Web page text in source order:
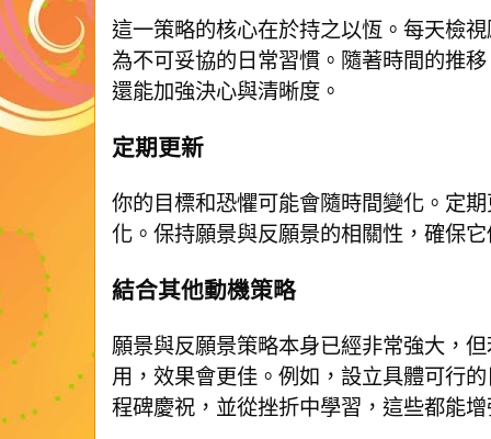
這一策略的核心在於持之以恆。每天檢
為不可妥協的日常習慣。隨著時間的推
還能加強決心與清晰度。
定期更新
你的目標和恐懼可能會隨時間變化。定
化。保持願景與反願景的相關性，確保
結合其他動機策略
願景與反願景策略本身已經非常強大，
用，效果會更佳。例如，設立具體可行
程碑慶祝，並從挫折中學習，這些都能